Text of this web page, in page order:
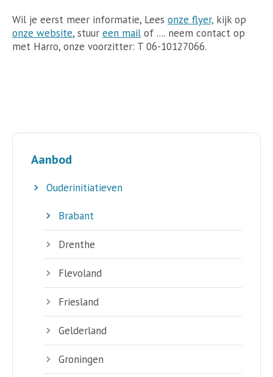
Aanbod
Ouderinitiatieven
Brabant
Drenthe
Flevoland
Friesland
Gelderland
Groningen
Wil je eerst meer informatie, Lees onze flyer, kijk op
onze website, stuur een mail of .... neem contact op
met Harro, onze voorzitter: T 06-10127066.